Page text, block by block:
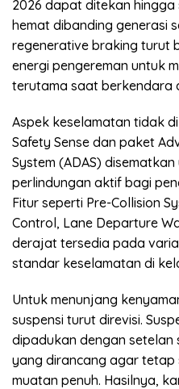
2026 dapat ditekan hingga
hemat dibanding generasi
regenerative braking turut
energi pengereman untuk
terutama saat berkendara
Aspek keselamatan tidak
Safety Sense dan paket
System (ADAS)
perlindungan aktif bagi
Fitur seperti Pre-Collision
Control, Lane Departure
derajat tersedia pada
standar keselamatan di
Untuk menunjang
suspensi turut direvisi.
dipadukan dengan setelan
yang dirancang agar tetap
muatan penuh. Hasilnya,